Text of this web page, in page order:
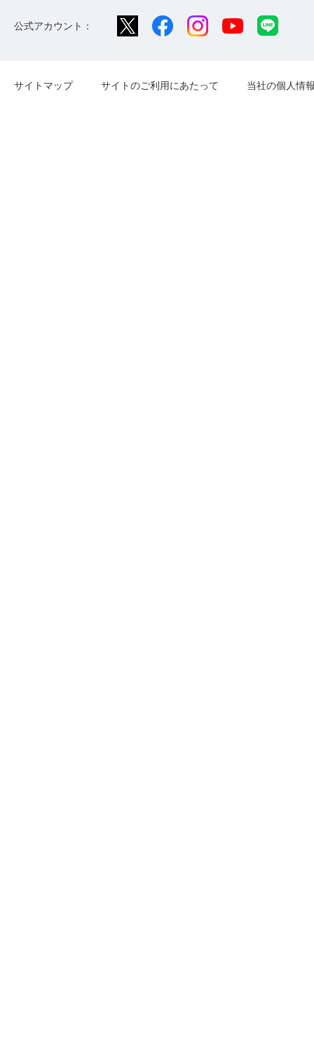
公式アカウント：
サイトマップ サイトのご利用にあたって 当社の個人情